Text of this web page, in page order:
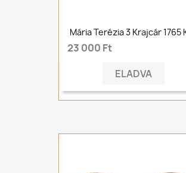
Mária Terézia 3 Krajcár 1765
23 000 Ft
ELADVA